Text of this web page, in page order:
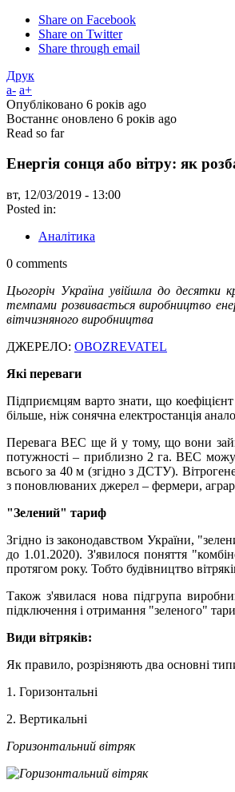
Share on Facebook
Share on Twitter
Share through email
Друк
a- a+
Опубліковано 6 років ago
Востаннє оновлено 6 років ago
Read so far
Енергія сонця або вітру: як
вт, 12/03/2019 - 13:00
Posted in:
Аналітика
0 comments
Цьогоріч Україна увійшла до десятки
темпами розвивається виробництво
вітчизняного виробництва
ДЖЕРЕЛО: OBOZREVATEL
Які переваги
Підприємцям варто знати, що коефіцієнт
більше, ніж сонячна електростанція
Перевага ВЕС ще й у тому, що вони
потужності – приблизно 2 га. ВЕС
всього за 40 м (згідно з ДСТУ).
з поновлюваних джерел – фермери,
"Зелений" тариф
Згідно із законодавством України,
до 1.01.2020). З'явилося поняття
протягом року. Тобто будівництво
Також з'явилася нова підгрупа
підключення і отримання "зеленого"
Види вітряків:
Як правило, розрізняють два основні
1. Горизонтальні
2. Вертикальні
Горизонтальний вiтряк